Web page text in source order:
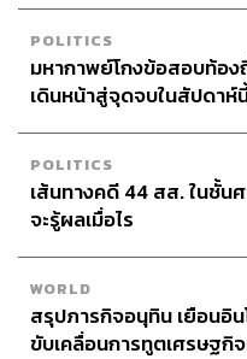
POLITICS
มหากาพย์โกงข้อสอบท้อ
เดินหน้าสู่จุดจบในสัปดาห์
POLITICS
เส้นทางคดี 44 สส. ในชั้น
จะรู้ผลเมื่อไร
WORLD
สรุปภารกิจอนุทิน เยือนอิน
ขับเคลื่อนการทูตเศรษฐกิ